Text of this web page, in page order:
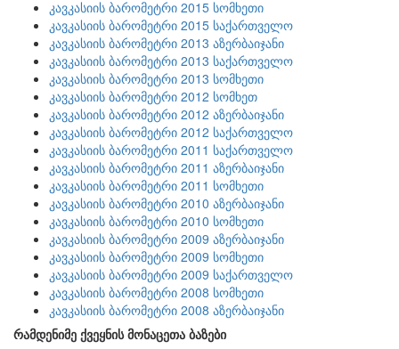
კავკასიის ბარომეტრი 2015 სომხეთი
კავკასიის ბარომეტრი 2015 საქართველო
კავკასიის ბარომეტრი 2013 აზერბაიჯანი
კავკასიის ბარომეტრი 2013 საქართველო
კავკასიის ბარომეტრი 2013 სომხეთი
კავკასიის ბარომეტრი 2012 სომხეთ
კავკასიის ბარომეტრი 2012 აზერბაიჯანი
კავკასიის ბარომეტრი 2012 საქართველო
კავკასიის ბარომეტრი 2011 საქართველო
კავკასიის ბარომეტრი 2011 აზერბაიჯანი
კავკასიის ბარომეტრი 2011 სომხეთი
კავკასიის ბარომეტრი 2010 აზერბაიჯანი
კავკასიის ბარომეტრი 2010 სომხეთი
კავკასიის ბარომეტრი 2009 აზერბაიჯანი
კავკასიის ბარომეტრი 2009 სომხეთი
კავკასიის ბარომეტრი 2009 საქართველო
კავკასიის ბარომეტრი 2008 სომხეთი
კავკასიის ბარომეტრი 2008 აზერბაიჯანი
რამდენიმე ქვეყნის მონაცეთა ბაზები